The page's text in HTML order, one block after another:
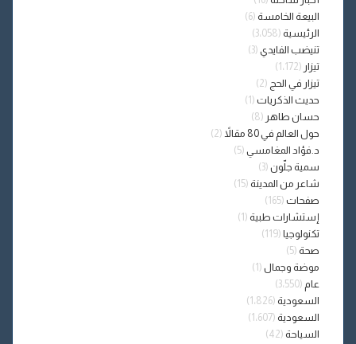
البيعة الخامسة (6)
الرئيسية (3٬058)
تنيضب الفايدي (3)
تيزار (1٬172)
تيزار في الحج (2)
حديث الذكريات (1)
حسان طاهر (8)
حول العالم في 80 مقالاً
(2)
د.فؤاد المغامسي (5)
سمية جلّون (3)
شاعر من المدينة (15)
صفحات (165)
إستشارات طبية (1)
تكنولوجيا (119)
صحة (5)
موضة وجمال (1)
عام (3٬550)
السعودية (1٬826)
السعودية (1٬607)
السياحة (42)